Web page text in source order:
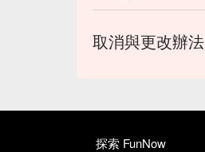
取消與更改辦法
探索 FunNow